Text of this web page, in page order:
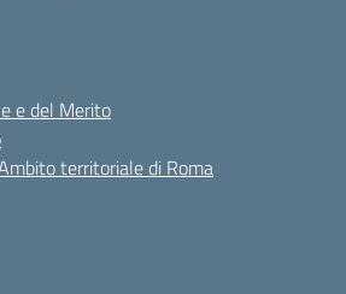
e del Merito
territoriale di Roma